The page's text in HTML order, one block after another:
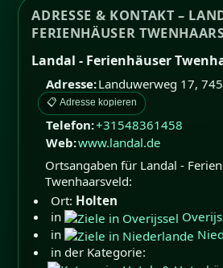
ADRESSE & KONTAKT –
FERIENHÄUSER
Landal - Ferienhäuser
Adresse:Landuwerweg 17,
📋 Adresse kopieren
Telefon:+31548361458
Web:www.landal.de
Ortsangaben für Landal -
Twenhaarsveld:
Ort: Holten
in
in
in der Kategorie: